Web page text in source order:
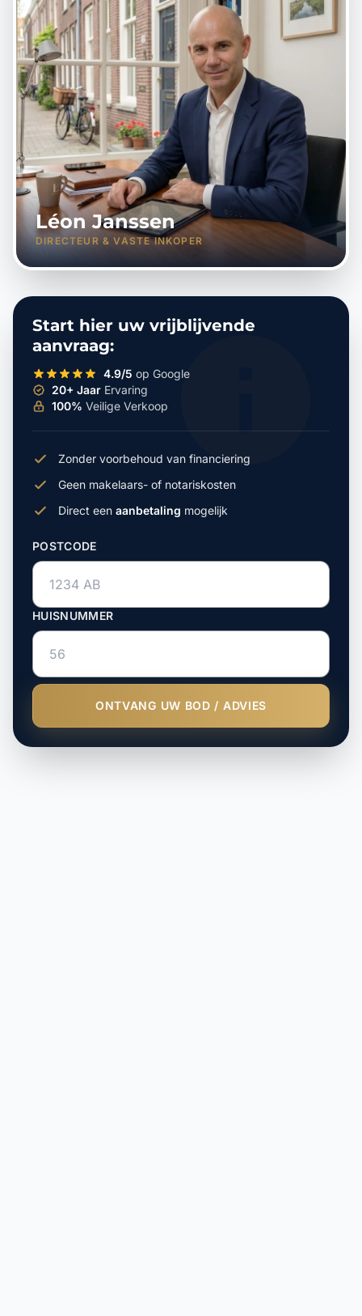
Léon Janssen
DIRECTEUR & VASTE INKOPER
Start hier uw vrijblijvende
aanvraag:
4.9/5 op Google
20+ Jaar Ervaring
100% Veilige Verkoop
Zonder voorbehoud van financiering
Geen makelaars- of notariskosten
Direct een aanbetaling mogelijk
POSTCODE
HUISNUMMER
ONTVANG UW BOD / ADVIES